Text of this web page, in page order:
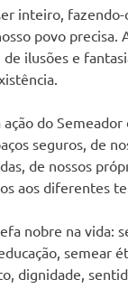
inteiro, fazendo-
povo precisa.
ilusões e
do
seguros, de
de nossos
aos diferentes
nobre na vida:
semear
dignidade,